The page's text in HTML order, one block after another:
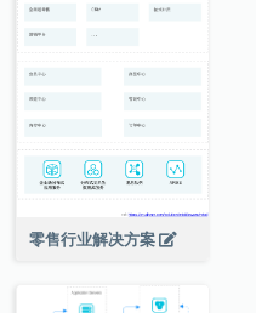
零售行业解决方案